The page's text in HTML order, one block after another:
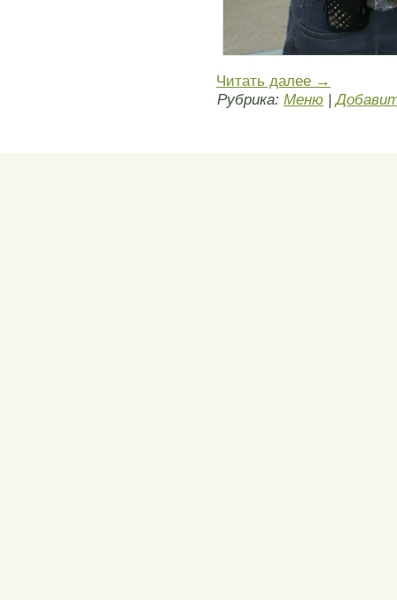
Читать далее →
Рубрика: Меню |